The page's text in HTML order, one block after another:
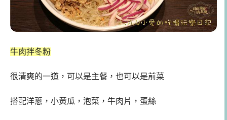
牛肉拌冬粉
很清爽的一道，可以是主餐，也可以是前菜
搭配洋蔥，小黃瓜，泡菜，牛肉片，蛋絲